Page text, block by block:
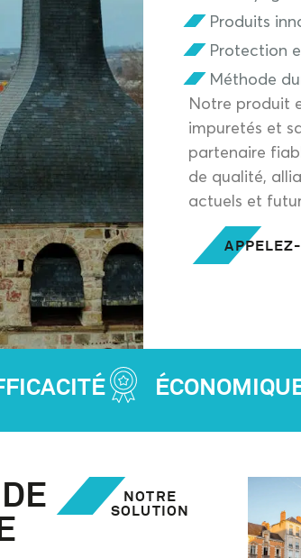
Produits
Protection
Méthode
Notre produit
impuretés et
partenaire
de qualité,
actuels et
NOTRE
SOLUTION